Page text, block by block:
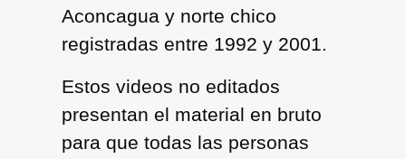
Aconcagua y norte chico
registradas entre 1992 y 2001.
Estos videos no editados
presentan el material en bruto
para que todas las personas